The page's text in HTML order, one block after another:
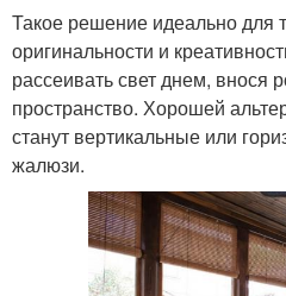
Такое решение идеально для
оригинальности и
рассеивать свет днем, внося
пространство. Хорошей
станут вертикальные или
жалюзи.